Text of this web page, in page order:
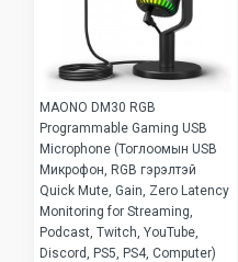
MAONO DM30 RGB
Programmable Gaming USB
Microphone (Тоглоомын USB
Микрофон, RGB гэрэлтэй
Quick Mute, Gain, Zero Latency
Monitoring for Streaming,
Podcast, Twitch, YouTube,
Discord, PS5, PS4, Computer)